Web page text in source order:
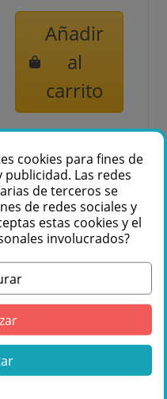
Añadir
al
carrito
ALTAVOZ HASTA
UNIDADES
cookies para fines de
Las redes
de terceros se
de redes sociales y
estas cookies y el
involucrados?